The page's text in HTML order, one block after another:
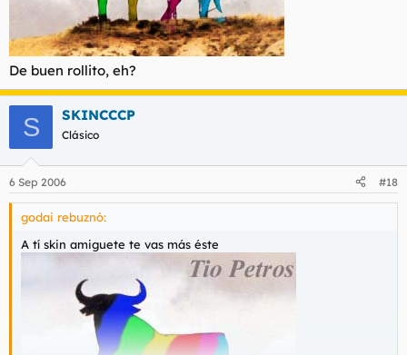
De buen rollito, eh?
S SKINCCCP
Clásico
6 Sep 2006 #18
godai rebuznó:
A tí skin amiguete te vas más éste